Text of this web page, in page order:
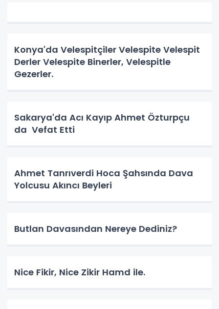
Konya'da Velespitçiler Velespite Velespit
Derler Velespite Binerler, Velespitle
Gezerler.
Sakarya'da Acı Kayıp Ahmet Özturpçu
da Vefat Etti
Ahmet Tanrıverdi Hoca Şahsında Dava
Yolcusu Akıncı Beyleri
Butlan Davasından Nereye Dediniz?
Nice Fikir, Nice Zikir Hamd ile.